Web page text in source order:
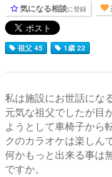
気になる相談に登録
祖父 45 1歳 22
私は施設にお世話にな
元気な祖父でしたが目
ようとして車椅子から
クのカラオケは楽しん
何かもっと出来る事は
ですか。